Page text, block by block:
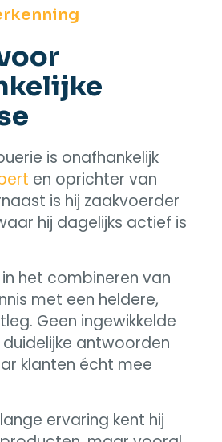
is onafhankelijk
en oprichter van
is hij zaakvoerder
hij dagelijks actief is
het combineren van
met een heldere,
Geen ingewikkelde
antwoorden
klanten écht mee
ervaring kent hij